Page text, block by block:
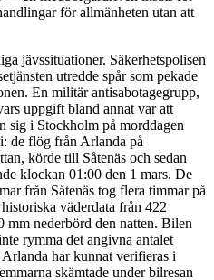
för allmänheten utan att
jävssituationer. Säkerhetspolisen
utredde spår som pekade
En militär antisabotagegrupp,
uppgift bland annat var att
sig i Stockholm på morddagen
de flög från Arlanda på
körde till Såtenäs och sedan
klockan 01:00 den 1 mars. De
från Såtenäs tog flera timmar på
väderdata från 422
mm nederbörd den natten. Bilen
rymma det angivna antalet
har kunnat verifieras i
skämtade under bilresan